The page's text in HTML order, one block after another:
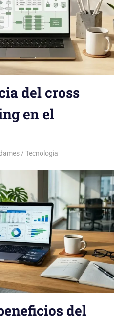
del cross
en el
Tecnologia
del